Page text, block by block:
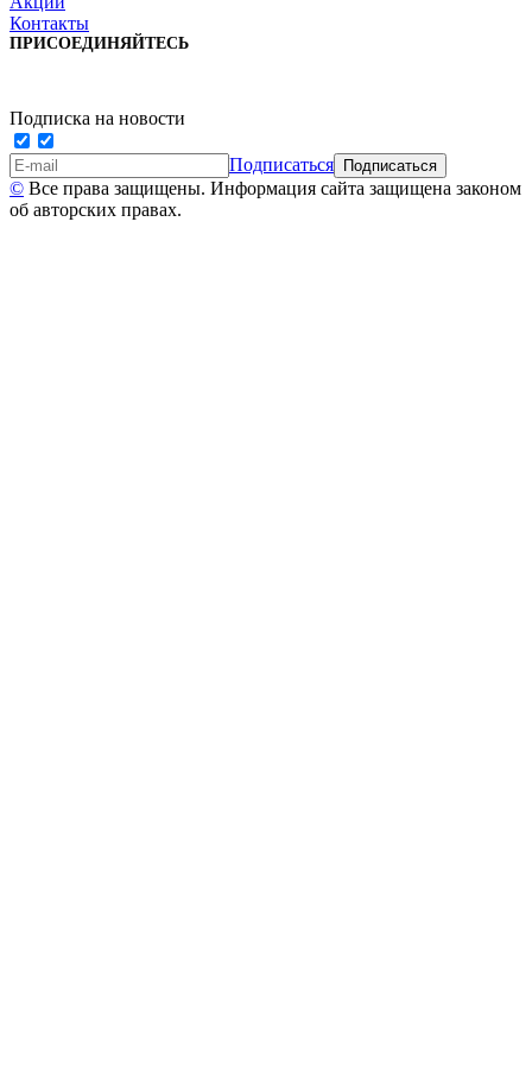
Контакты
ПРИСОЕДИНЯЙТЕСЬ
Подписка на новости
Подписаться
© Все права защищены. Информация сайта защищена законом
об авторских правах.